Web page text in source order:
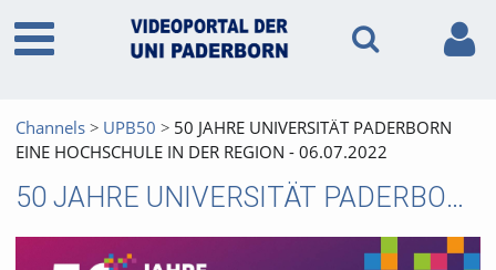
Channels UPB50
50 JAHRE UNIVERSITÄT PADERBORN
EINE HOCHSCHULE IN DER REGION - 06.07.2022
50 JAHRE UNIVERSITÄT PADERBORN EINE HOCHSCHULE IN DER REGION - 06.07.2022